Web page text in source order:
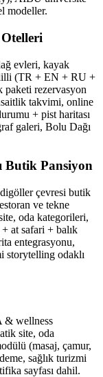
modeller.
evleri, kayak
(TR + EN + RU +
rezervasyon
takvimi, online
+ pist haritası
galeri, Bolu Dağı
Butik Pansiyon
çevresi butik
ve tekne
oda kategorileri,
at safari + balık
entegrasyonu,
storytelling odaklı
& wellness
site, oda
(masaj, çamur,
sağlık turizmi
sayfası dahil.